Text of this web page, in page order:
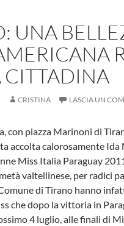
UNA
CITTADINA
CRISTINA LASCIA UN
con piazza Marinoni di
accolta calorosamente
Miss Italia Paraguay
valtellinese, per radici
di Tirano hanno
che dopo la vittoria in
4 luglio, alle finali di